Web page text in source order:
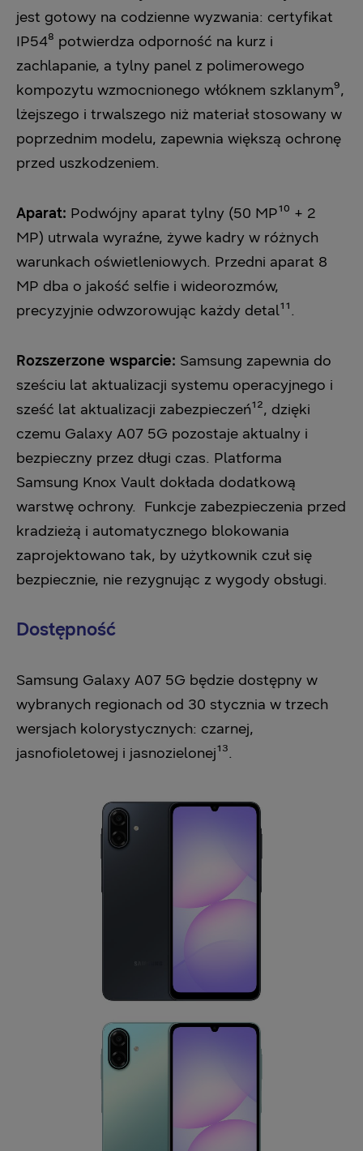
jest gotowy na codzienne wyzwania: certyfikat
IP54⁸ potwierdza odporność na kurz i
zachlapanie, a tylny panel z polimerowego
kompozytu wzmocnionego włóknem szklanym⁹,
lżejszego i trwalszego niż materiał stosowany w
poprzednim modelu, zapewnia większą ochronę
przed uszkodzeniem.
Aparat: Podwójny aparat tylny (50 MP¹⁰ + 2
MP) utrwala wyraźne, żywe kadry w różnych
warunkach oświetleniowych. Przedni aparat 8
MP dba o jakość selfie i wideorozmów,
precyzyjnie odwzorowując każdy detal¹¹.
Rozszerzone wsparcie: Samsung zapewnia do
sześciu lat aktualizacji systemu operacyjnego i
sześć lat aktualizacji zabezpieczeń¹², dzięki
czemu Galaxy A07 5G pozostaje aktualny i
bezpieczny przez długi czas. Platforma
Samsung Knox Vault dokłada dodatkową
warstwę ochrony. Funkcje zabezpieczenia przed
kradzieżą i automatycznego blokowania
zaprojektowano tak, by użytkownik czuł się
bezpiecznie, nie rezygnując z wygody obsługi.
Dostępność
Samsung Galaxy A07 5G będzie dostępny w
wybranych regionach od 30 stycznia w trzech
wersjach kolorystycznych: czarnej,
jasnofioletowej i jasnozielonej¹³.